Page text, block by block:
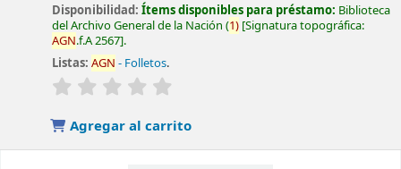
Disponibilidad:Ítems disponibles para préstamo: Biblioteca
del Archivo General de la Nación (1) Signatura topográfica:
AGN.f.A 2567 .
Listas: AGN - Folletos.
valoración
Agregar al carrito